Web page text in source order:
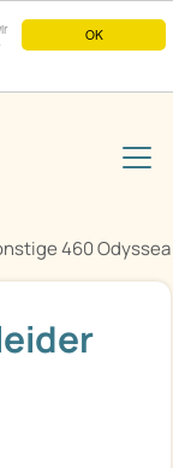
OK
460 Odyssea